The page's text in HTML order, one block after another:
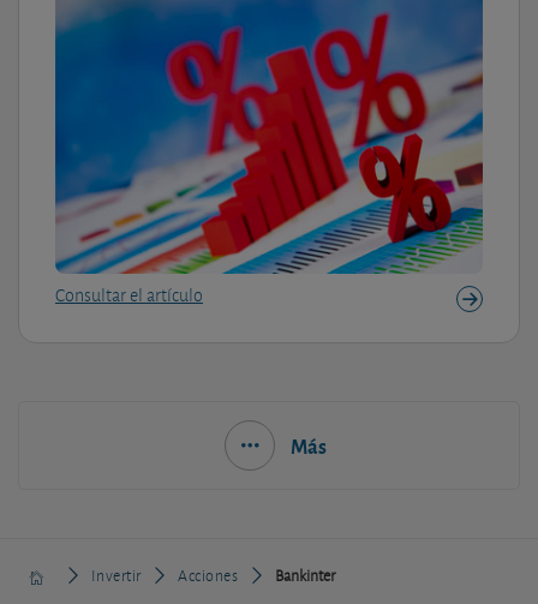
Consultar el artículo
Más
Invertir Acciones Bankinter